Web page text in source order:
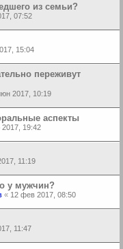
из семьи?
07:52
15:04
переживут
2017, 10:19
аспекты
19:42
11:19
у мужчин?
« 12 фев 2017, 08:50
11:47